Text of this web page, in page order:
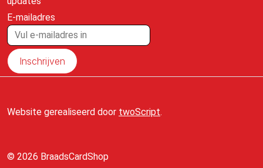
E-mailadres
Inschrijven
© 2026 BraadsCardShop
Website gerealiseerd door twoScript.